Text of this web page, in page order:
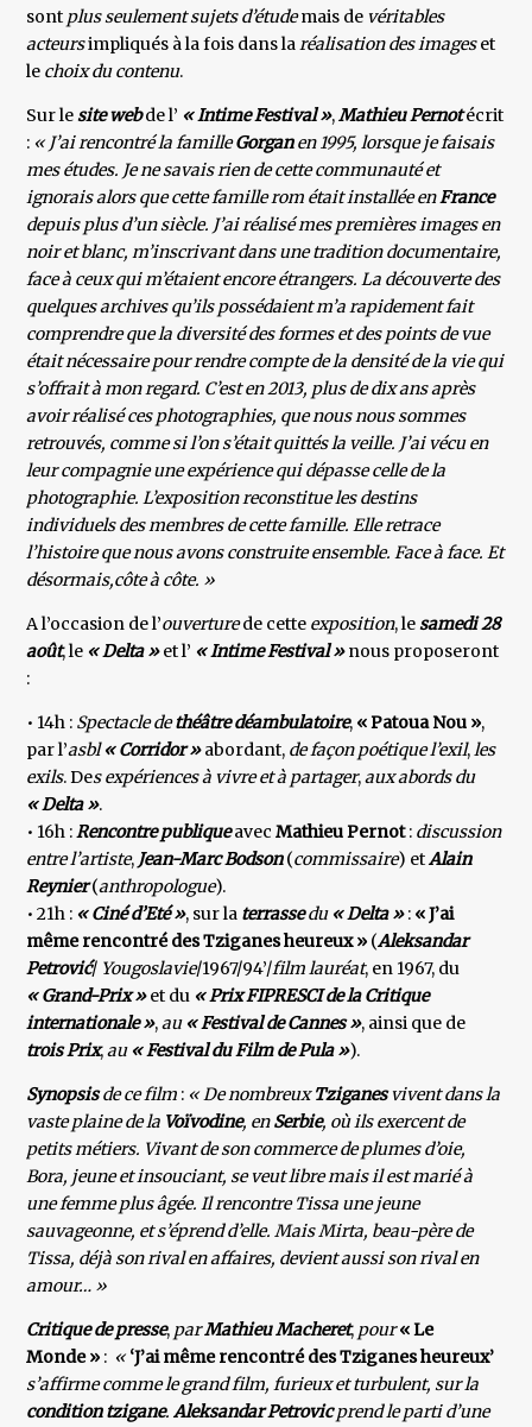
sont plus seulement sujets d’étudemais de véritables
acteursimpliqués à la fois dans laréalisation des imageset
le choix du contenu.
Sur lesite webde l’ « Intime Festival »,Mathieu Pernotécrit
: « J’ai rencontré la familleGorganen 1995, lorsque je faisais
mes études. Je ne savais rien de cette communauté et
ignorais alors que cette famille rom était installée enFrance
depuis plus d’un siècle. J’ai réalisé mes premières images en
noir et blanc, m’inscrivant dans une tradition documentaire,
face à ceux qui m’étaient encore étrangers. La découverte des
quelques archives qu’ils possédaient m’a rapidement fait
comprendre que la diversité des formes et des points de vue
était nécessaire pour rendre compte de la densité de la vie qui
s’offrait à mon regard. C’est en 2013, plus de dix ans après
avoir réalisé ces photographies, que nous nous sommes
retrouvés, comme si l’on s’était quittés la veille. J’ai vécu en
leur compagnie une expérience qui dépasse celle de la
photographie. L’exposition reconstitue les destins
individuels des membres de cette famille. Elle retrace
l’histoire que nous avons construite ensemble. Face à face. Et
désormais,côte à côte. »
A l’occasion de l’ouverturede cette exposition, lesamedi 28
août, le « Delta »et l’ « Intime Festival »nous proposeront
:
• 14h : Spectacle dethéâtre déambulatoire, « Patoua Nou »,
par l’asbl« Corridor »abordant, de façon poétiquel’exil,les
exils. Des expériences à vivre et à partager,aux abords du
« Delta ».
• 16h :Rencontre publiqueavecMathieu Pernot: discussion
entre l’artiste, Jean-Marc Bodson(commissaire) etAlain
Reynier(anthropologue).
• 21h : « Ciné d’Eté », sur la terrassedu « Delta »: « J’ai
même rencontré des Tziganes heureux » (Aleksandar
Petrović/ Yougoslavie/1967/94’/film lauréat, en 1967, du
« Grand-Prix »et du « Prix FIPRESCI de la Critique
internationale »,au « Festival de Cannes », ainsi que de
trois Prix,au « Festival du Film de Pula »).
Synopsisde ce film : « De nombreuxTziganesvivent dans la
vaste plaine de la Voïvodine, enSerbie, où ils exercent de
petits métiers. Vivant de son commerce de plumes d’oie,
Bora, jeune et insouciant, se veut libre mais il est marié à
une femme plus âgée. Il rencontre Tissa une jeune
sauvageonne, et s’éprend d’elle. Mais Mirta, beau-père de
Tissa, déjà son rival en affaires, devient aussi son rival en
amour… »
Critique de presse, parMathieu Macheret, pour« Le
Monde » : «‘J’ai même rencontré des Tziganes heureux’
s’affirme comme le grand film, furieux et turbulent, sur la
condition tzigane.Aleksandar Petrovicprend le parti d’une